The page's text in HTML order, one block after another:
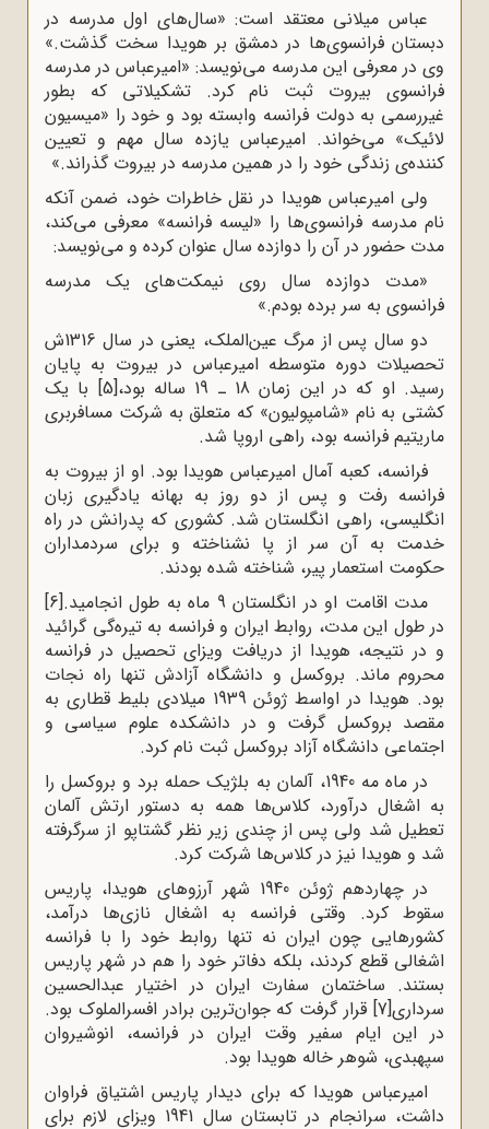
عباس میلانى معتقد است: «سال‌هاى اول مدرسه در
دبستان فرانسوى‌ها در دمشق بر هویدا سخت گذشت.»
وى در معرفى این مدرسه مى‌نویسد: «امیرعباس در مدرسه
فرانسوى بیروت ثبت نام کرد. تشکیلاتى که بطور
غیررسمى به دولت فرانسه وابسته بود و خود را «میسیون
لائیک» مى‌خواند. امیرعباس یازده سال مهم و تعیین
کننده‌ى زندگى خود را در همین مدرسه در بیروت گذراند.»
ولى امیرعباس هویدا در نقل خاطرات خود، ضمن آنکه
نام مدرسه فرانسوى‌ها را «لیسه فرانسه» معرفى مى‌کند،
مدت حضور در آن را دوازده سال عنوان کرده و مى‌نویسد:
«مدت دوازده سال روى نیمکت‌هاى یک مدرسه
فرانسوى به سر برده بودم.»
دو سال پس از مرگ عین‌الملک، یعنى در سال 1316ش
تحصیلات دوره متوسطه امیرعباس در بیروت به پایان
رسید. او که در این زمان 18 ـ 19 ساله بود،
[5]
با یک
کشتى به نام «شامپولیون» که متعلق به شرکت مسافربرى
ماریتیم فرانسه بود، راهى اروپا شد.
فرانسه، کعبه آمال امیرعباس هویدا بود. او از بیروت به
فرانسه رفت و پس از دو روز به بهانه یادگیرى زبان
انگلیسى، راهى انگلستان شد. کشورى که پدرانش در راه
خدمت به آن سر از پا نشناخته و براى سردمداران
حکومت استعمار پیر، شناخته شده بودند.
مدت اقامت او در انگلستان 9 ماه به طول انجامید.
[6]
در طول این مدت، روابط ایران و فرانسه به تیره‌گى گرائید
و در نتیجه، هویدا از دریافت ویزاى تحصیل در فرانسه
محروم ماند. بروکسل و دانشگاه آزادش تنها راه نجات
بود. هویدا در اواسط ژوئن 1939 میلادى بلیط قطارى به
مقصد بروکسل گرفت و در دانشکده علوم سیاسى و
اجتماعى دانشگاه آزاد بروکسل ثبت نام کرد.
در ماه مه 1940، آلمان به بلژیک حمله برد و بروکسل را
به اشغال درآورد، کلاس‌ها همه به دستور ارتش آلمان
تعطیل شد ولى پس از چندى زیر نظر گشتاپو از سرگرفته
شد و هویدا نیز در کلاس‌ها شرکت کرد.
در چهاردهم ژوئن 1940 شهر آرزوهاى هویدا، پاریس
سقوط کرد. وقتى فرانسه به اشغال نازى‌ها درآمد،
کشورهایى چون ایران نه تنها روابط خود را با فرانسه
اشغالى قطع کردند، بلکه دفاتر خود را هم در شهر پاریس
بستند. ساختمان سفارت ایران در اختیار عبدالحسین
سردارى[7]
قرار گرفت که جوان‌ترین برادر افسرالملوک بود.
در این ایام سفیر وقت ایران در فرانسه، انوشیروان
سپهبدى، شوهر خاله هویدا بود.
امیرعباس هویدا که براى دیدار پاریس اشتیاق فراوان
داشت، سرانجام در تابستان سال 1941 ویزاى لازم براى